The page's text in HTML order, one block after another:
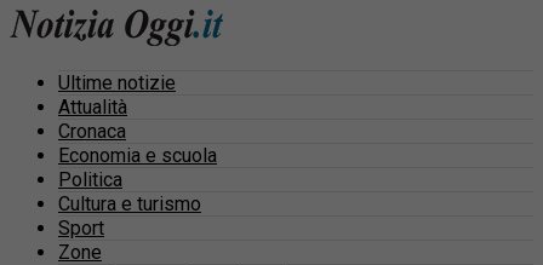
Ultime notizie
Attualità
Cronaca
Economia e scuola
Politica
Cultura e turismo
Sport
Zone